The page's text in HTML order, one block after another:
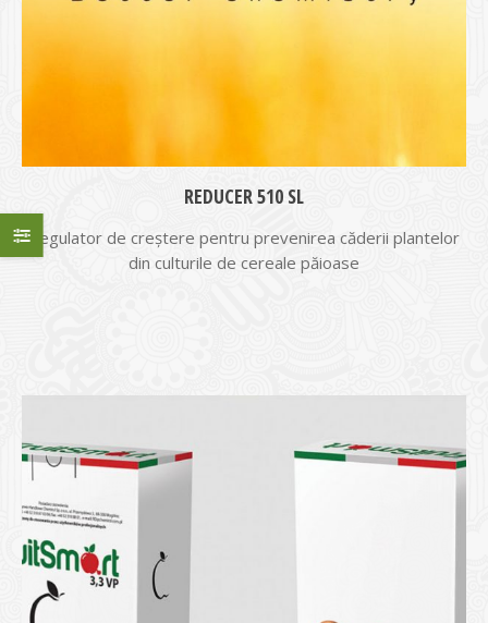
REDUCER 510 SL
Regulator de creştere pentru prevenirea căderii plant­elor
din culturile de cereale păioase